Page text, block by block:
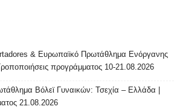
& Ευρωπαϊκό Πρωτάθλημα Ενόργανης
προγράμματος 10-21.08.2026
Βόλεϊ Γυναικών: Τσεχία – Ελλάδα |
21.08.2026